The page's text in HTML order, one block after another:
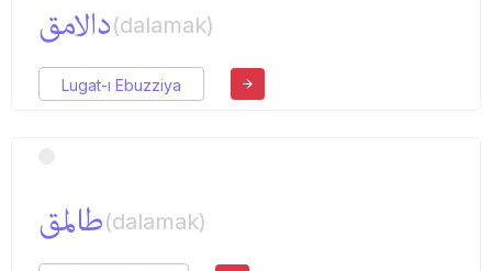
دالامق(dalamak)
Lugat-ı Ebuzziya
طالمق(dalamak)